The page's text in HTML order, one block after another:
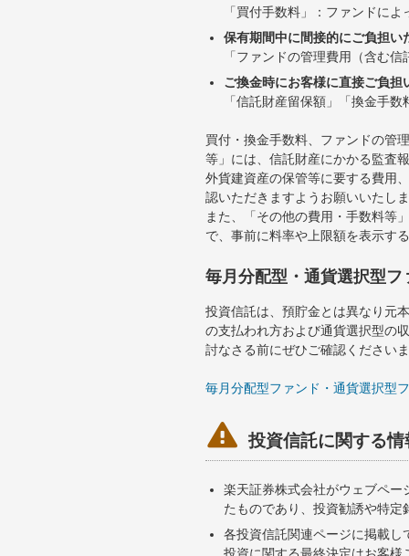
「買付手数料」：ファンドに
保有期間中に間接的にご負担い
「ファンドの管理費用（含む
ご換金時にお客様に直接ご負担
「信託財産留保額」「換金手
買付・換金手数料、ファンドの管
等」には、信託財産にかかる監査
外貨建資産の保管等に要する費用
認いただきますようお願いいたし
また、「その他の費用・手数料等
で、事前に料率や上限額を表示す
毎月分配型・通貨選択型
投資信託は、預貯金とは異なり元
の支払われ方および通貨選択型の
討なさる前にぜひご確認ください
毎月分配型ファンド・通貨選択型
 投資信託に関する
楽天証券株式会社がウェブペ
たものであり、投資勧誘や特
各投資信託関連ページに掲載
投資に関する最終決定はお客